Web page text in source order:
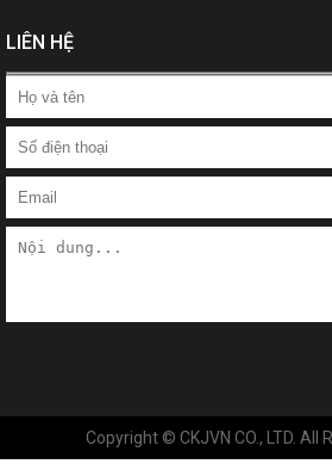
LIÊN HỆ
Copyright © CKJVN CO., LTD. All